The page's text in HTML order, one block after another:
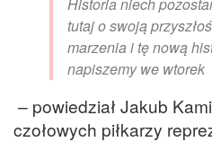
tutaj o swoją
marzenia i tę nową
napiszemy we wtorek
– powiedział Jakub
czołowych piłkarzy